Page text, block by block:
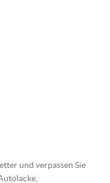
und verpassen Sie